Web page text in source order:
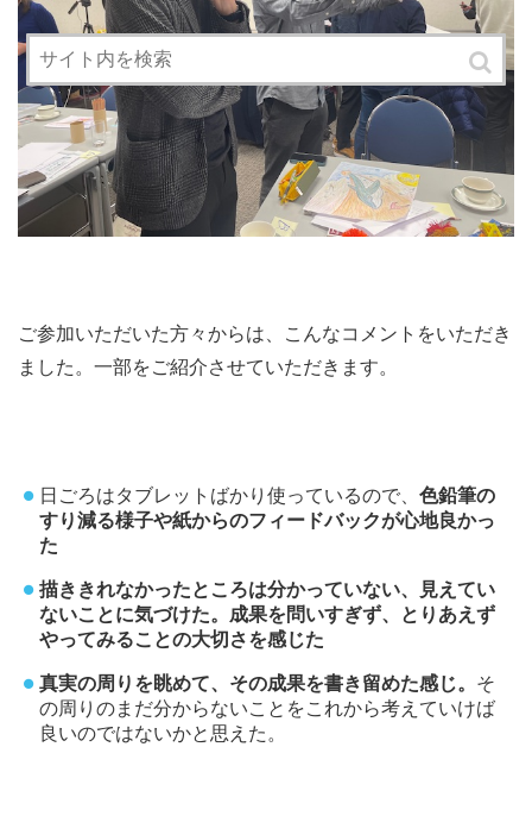
ご参加いただいた方々からは、こんなコメントをいただき
ました。一部をご紹介させていただきます。
日ごろはタブレットばかり使っているので、色鉛筆の
すり減る様子や紙からのフィードバックが心地良かっ
た
描ききれなかったところは分かっていない、見えてい
ないことに気づけた。成果を問いすぎず、とりあえず
やってみることの大切さを感じた
真実の周りを眺めて、その成果を書き留めた感じ。 そ
の周りのまだ分からないことをこれから考えていけば
良いのではないかと思えた。